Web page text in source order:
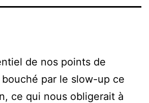
de nos points de
par le slow-up ce
ce qui nous obligerait à